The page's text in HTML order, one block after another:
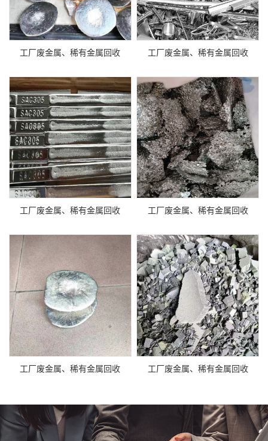
工厂废金属、稀有金属回收 工厂废金属、稀有金属回收
工厂废金属、稀有金属回收 工厂废金属、稀有金属回收
工厂废金属、稀有金属回收 工厂废金属、稀有金属回收